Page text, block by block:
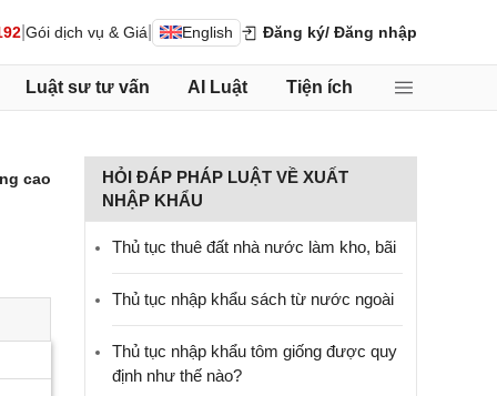
Gói dịch vụ & Giá English Đăng ký/ Đăng nhập
Luật sư tư vấn AI Luật Tiện ích
cao
HỎI ĐÁP PHÁP LUẬT VỀ XUẤT
NHẬP KHẨU
Thủ tục thuê đất nhà nước làm kho, bãi
Thủ tục nhập khẩu sách từ nước ngoài
Thủ tục nhập khẩu tôm giống được quy
định như thế nào?